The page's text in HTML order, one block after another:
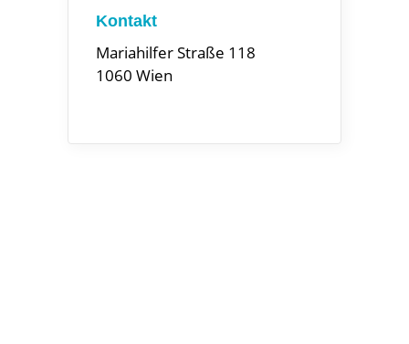
Kontakt
Mariahilfer Straße 118
1060 Wien